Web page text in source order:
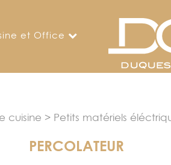
et Office
cuisine > Petits matériels
PERCOLATEUR